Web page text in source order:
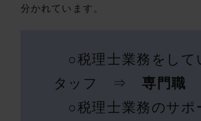
分かれています。
○税理士業務をして
タッフ ⇒専門職
○税理士業務のサポ